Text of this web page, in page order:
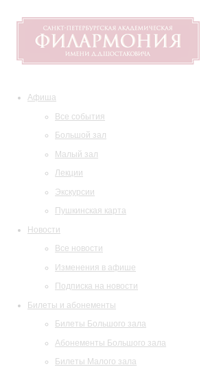
Афиша
Все события
Большой зал
Малый зал
Лекции
Экскурсии
Пушкинская карта
Новости
Все новости
Изменения в афише
Подписка на новости
Билеты и абонементы
Билеты Большого зала
Абонементы Большого зала
Билеты Малого зала